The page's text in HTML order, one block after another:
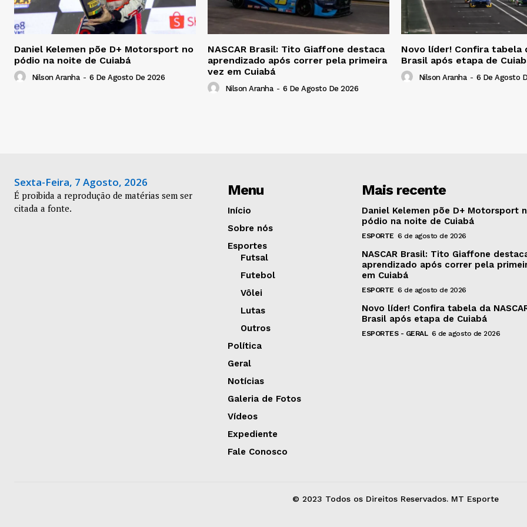
Daniel Kelemen põe D+ Motorsport no
pódio na noite de Cuiabá
Nilson Aranha - 6 De Agosto De 2026
NASCAR Brasil: Tito Giaffone destaca
aprendizado após correr pela primeira
vez em Cuiabá
Nilson Aranha - 6 De Agosto De 2026
Novo líder! Confira tabela
Brasil após etapa de
Nilson Aranha - 6 De Agosto
Sexta-Feira, 7 Agosto, 2026
É proibida a reprodução de matérias sem ser
citada a fonte.
Menu
Início
Sobre nós
Esportes
Futsal
Futebol
Vôlei
Lutas
Outros
Política
Geral
Notícias
Galeria de Fotos
Vídeos
Expediente
Fale Conosco
Mais recente
Daniel Kelemen põe D+ Motorsport
pódio na noite de Cuiabá
ESPORTE 6 de agosto de 2026
NASCAR Brasil: Tito Giaffone
aprendizado após correr pela
em Cuiabá
ESPORTE 6 de agosto de 2026
Novo líder! Confira tabela da
Brasil após etapa de Cuiabá
ESPORTES - GERAL 6 de agosto de 2026
© 2023 Todos os Direitos Reservados. MT Esporte